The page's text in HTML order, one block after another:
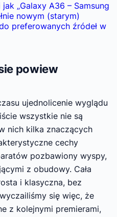
jak „Galaxy A36 – Samsung
nowym (starym)
preferowanych źródeł w
powiew
ujednolicenie wyglądu
wszystkie nie są
nich kilka znaczących
cechy
pozbawiony wyspy,
z obudowy. Cała
i klasyczna, bez
się więc, że
z kolejnymi premierami,